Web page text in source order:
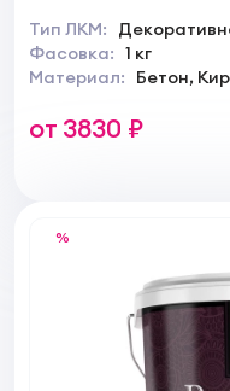
Тип ЛКМ:
Фасовка: 1 кг
Материал:
Бетон,
от 3830 ₽
%